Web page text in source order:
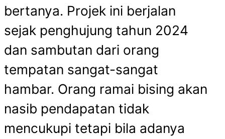
bertanya. Projek ini berjalan
sejak penghujung tahun 2024
dan sambutan dari orang
tempatan sangat-sangat
hambar. Orang ramai bising akan
nasib pendapatan tidak
mencukupi tetapi bila adanya